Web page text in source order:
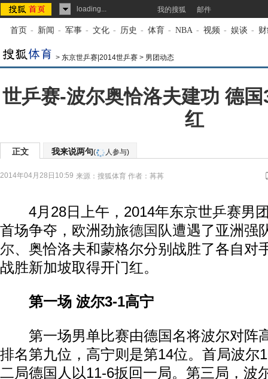
loading... 我的搜狐 邮件
首页 - 新闻 - 军事 - 文化 - 历史 - 体育 - NBA - 视频 - 娱谈 -
> 东京世乒赛|2014世乒赛 > 男团动态
世乒赛-波尔奥恰洛夫建功 德
红
正文 我来说两句( 人参与)
2014年04月28日10:59 来源： 搜狐体育 作者：苒苒
4月28日上午，2014年东京世乒赛男
首场争夺，欧洲劲旅德国 队遭遇了亚洲强
尔、奥恰洛夫和蒙格尔分别战胜了各自对
战胜新加坡取得开门红。
第一场 波尔3-1高宁
第一场男单比赛由德国名将波尔对阵
排名第九位，高宁则是第14位。首局波尔
二局德国人以11-6扳回一局。第三局，波